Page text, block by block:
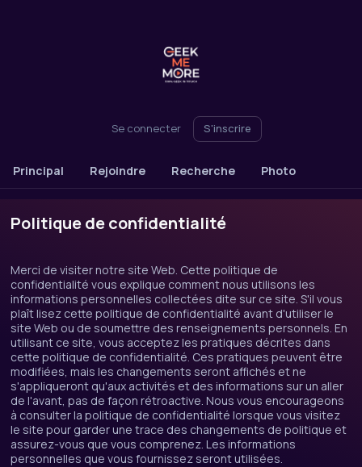
Se connecter S'inscrire
Principal Rejoindre Recherche Photo
Politique de confidentialité
Merci de visiter notre site Web. Cette politique de
confidentialité vous explique comment nous utilisons les
informations personnelles collectées dite sur ce site. S'il vous
plaît lisez cette politique de confidentialité avant d'utiliser le
site Web ou de soumettre des renseignements personnels. En
utilisant ce site, vous acceptez les pratiques décrites dans
cette politique de confidentialité. Ces pratiques peuvent être
modifiées, mais les changements seront affichés et ne
s'appliqueront qu'aux activités et des informations sur un aller
de l'avant, pas de façon rétroactive. Nous vous encourageons
à consulter la politique de confidentialité lorsque vous visitez
le site pour garder une trace des changements de politique et
assurez-vous que vous comprenez. Les informations
personnelles que vous fournissez seront utilisées.